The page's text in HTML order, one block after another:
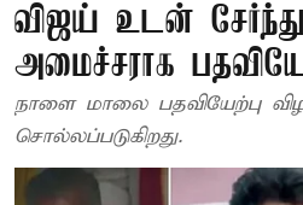
விஜய் உடன்
அமைச்சராக
நாளை மாலை பதவியேற்பு விழா நடைபெறும் என்று
சொல்லப்படுகிறது.